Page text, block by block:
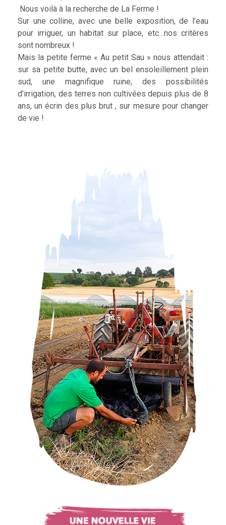
Nous voilà à la recherche de La Ferme !
Sur une colline, avec une belle exposition, de l’eau
pour irriguer, un habitat sur place, etc…nos critères
sont nombreux !
Mais la petite ferme « Au petit Sau » nous attendait :
sur sa petite butte, avec un bel ensoleillement plein
sud, une magnifique ruine, des possibilités
d’irrigation, des terres non cultivées depuis plus de 8
ans, un écrin des plus brut , sur mesure pour changer
de vie !